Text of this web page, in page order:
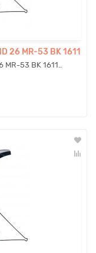
26 MR-53 BK 1611
53 BK 1611..